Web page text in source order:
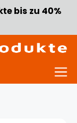
bis zu 40%
Menü